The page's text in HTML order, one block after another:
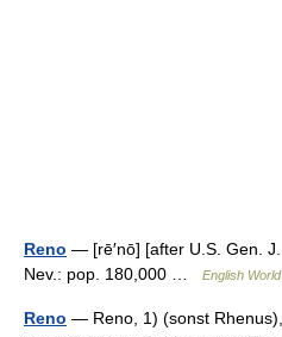
Reno — [rē′nō] [after U.S. Gen.
Nev.: pop. 180,000 …
English
Reno — Reno, 1) (sonst